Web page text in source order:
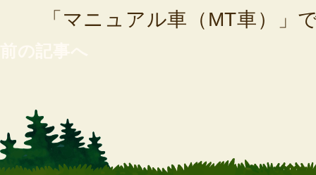
「マニュアル車（MT車）」